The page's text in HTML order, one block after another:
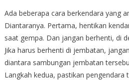
Ada beberapa cara berkendara yang
Diantaranya. Pertama, hentikan
saat gempa. Dan jangan berhenti, di
Jika harus berhenti di jembatan,
diantara sambungan jembatan
Langkah kedua, pastikan pengendara